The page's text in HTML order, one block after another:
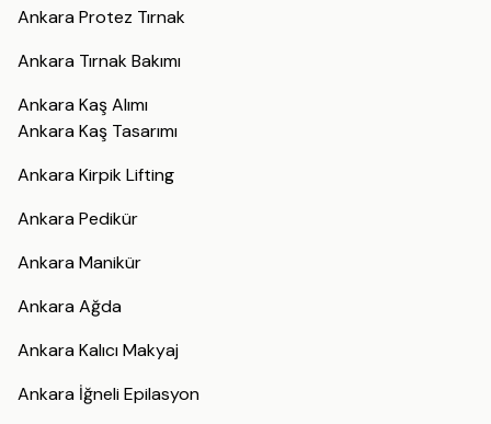
Ankara Protez Tırnak
Ankara Tırnak Bakımı
Ankara Kaş Alımı
Ankara Kaş Tasarımı
Ankara Kirpik Lifting
Ankara Pedikür
Ankara Manikür
Ankara Ağda
Ankara Kalıcı Makyaj
Ankara İğneli Epilasyon